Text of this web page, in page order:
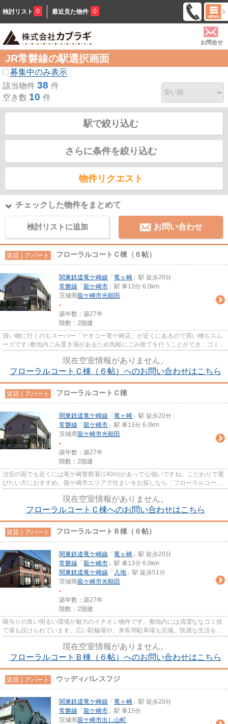
検討リスト 0 最近見た物件 0
お問合せ
JR常磐線の駅選択画面
募集中のみ表示
該当物件 38 件
空き数 10 件
駅で絞り込む
さらに条件を絞り込む
物件リクエスト
チェックした物件をまとめて
検討リストに追加 お問い合わせ
賃貸｜アパート フローラルコートＣ棟（６帖）
関東鉄道竜ケ崎線 「 竜ヶ崎 」駅 徒歩20分
常磐線 「 龍ケ崎市 」駅 車13分 6.0km
茨城県龍ケ崎市光順田
-
築年数：築27年
階数：2階建
買い物に行くのもスーパー「ヤオコー竜ケ崎店」が近くにあるので買い物もスム
ーズです♪敷地内ごみ置き場があるため気軽にごみ捨てを行うことができ、ゴミの
現在空室情報がありません。
フローラルコートＣ棟（６帖）へのお問い合わせはこちら
賃貸｜アパート フローラルコートＣ棟
関東鉄道竜ケ崎線 「 竜ヶ崎 」駅 徒歩20分
常磐線 「 龍ケ崎市 」駅 車13分 6.0km
茨城県龍ケ崎市光順田
-
築年数：築27年
階数：2階建
治安の面でも近くには竜ケ崎警察署(140m)があって心強いですね。こだわりで選
びたい方におすすめ。龍ケ崎市エリアで住まいをお探しなら「フローラルコート
現在空室情報がありません。
フローラルコートＣ棟へのお問い合わせはこちら
賃貸｜アパート フローラルコートＢ棟（６帖）
関東鉄道竜ケ崎線 「 竜ヶ崎 」駅 徒歩20分
常磐線 「 龍ケ崎市 」駅 車13分 6.0km
関東鉄道竜ケ崎線 「 入地 」駅 徒歩51分
茨城県龍ケ崎市光順田
-
築年数：築27年
階数：2階建
陽当りの良い明るい環境が魅力のイチオシ物件です。敷地内には清潔ななゴミ捨
て場も設けられています。広い駐輪場や、来客用駐車場も完備。快適な生活を叶
現在空室情報がありません。
フローラルコートＢ棟（６帖）へのお問い合わせはこちら
賃貸｜アパート ウッディパレスフジ
関東鉄道竜ケ崎線 「 竜ヶ崎 」駅 徒歩20分
常磐線 「 龍ケ崎市 」駅 車15分
茨城県龍ケ崎市出し山町